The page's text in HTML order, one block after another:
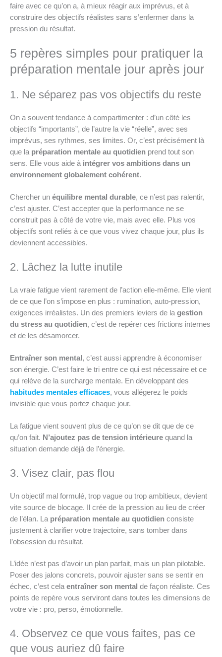
faire avec ce qu’on a, à mieux réagir aux imprévus, et à
construire des objectifs réalistes sans s’enfermer dans la
pression du résultat.
5 repères simples pour pratiquer la
préparation mentale jour après jour
1. Ne séparez pas vos objectifs du reste
On a souvent tendance à compartimenter : d’un côté les
objectifs “importants”, de l’autre la vie “réelle”, avec ses
imprévus, ses rythmes, ses limites. Or, c’est précisément là
que la préparation mentale au quotidien prend tout son
sens. Elle vous aide à intégrer vos ambitions dans un
environnement globalement cohérent.
Chercher un équilibre mental durable, ce n’est pas ralentir,
c’est ajuster. C’est accepter que la performance ne se
construit pas à côté de votre vie, mais avec elle. Plus vos
objectifs sont reliés à ce que vous vivez chaque jour, plus ils
deviennent accessibles.
2. Lâchez la lutte inutile
La vraie fatigue vient rarement de l’action elle-même. Elle vient
de ce que l’on s’impose en plus : rumination, auto-pression,
exigences irréalistes. Un des premiers leviers de la gestion
du stress au quotidien, c’est de repérer ces frictions internes
et de les désamorcer.
Entraîner son mental , c’est aussi apprendre à économiser
son énergie. C’est faire le tri entre ce qui est nécessaire et ce
qui relève de la surcharge mentale. En développant des
habitudes mentales efficaces, vous allégerez le poids
invisible que vous portez chaque jour.
La fatigue vient souvent plus de ce qu’on se dit que de ce
qu’on fait. N’ajoutez pas de tension intérieure quand la
situation demande déjà de l’énergie.
3. Visez clair, pas flou
Un objectif mal formulé, trop vague ou trop ambitieux, devient
vite source de blocage. Il crée de la pression au lieu de créer
de l’élan. La préparation mentale au quotidien consiste
justement à clarifier votre trajectoire, sans tomber dans
l’obsession du résultat.
L’idée n’est pas d’avoir un plan parfait, mais un plan pilotable.
Poser des jalons concrets, pouvoir ajuster sans se sentir en
échec, c’est celaentraîner son mental de façon réaliste. Ces
points de repère vous serviront dans toutes les dimensions de
votre vie : pro, perso, émotionnelle.
4. Observez ce que vous faites, pas ce
que vous auriez dû faire